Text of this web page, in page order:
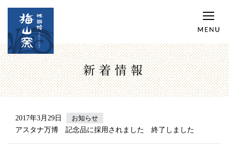
新着情報
2017年3月29日
お知らせ
アスタナ万博 記念品に採用されました 終了しました